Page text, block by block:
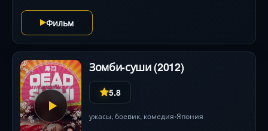
Фильм
Зомби-суши (2012)
5.8
ужасы, боевик, комедия•Япония